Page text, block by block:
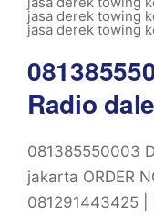
jasa derek towing
jasa derek towing
Radio
081385550003
jakarta ORDER
081291443425 |